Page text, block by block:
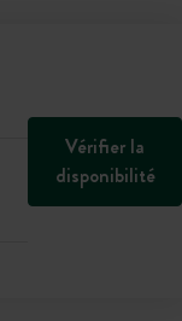
Vérifier la
disponibilité